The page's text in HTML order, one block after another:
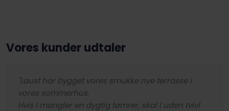
Vores kunder udtaler
​"Laust har bygget vores smukke nye terrasse i
vores sommerhus.
Hvis I mangler en dygtig tømrer, skal I uden tvivl